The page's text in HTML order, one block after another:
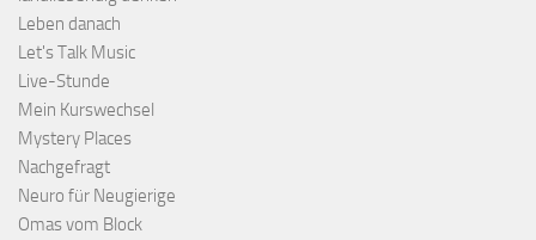
Leben danach
Let's Talk Music
Live-Stunde
Mein Kurswechsel
Mystery Places
Nachgefragt
Neuro für Neugierige
Omas vom Block